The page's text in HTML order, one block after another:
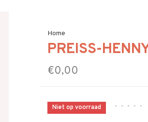
Home
PREISS-
€0,00
Niet op voorraad • • • • •